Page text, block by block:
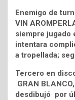
Enemigo de
VIN
siempre jugado
intentara
a tropellada;
Tercero en
GRAN
desdibujó por